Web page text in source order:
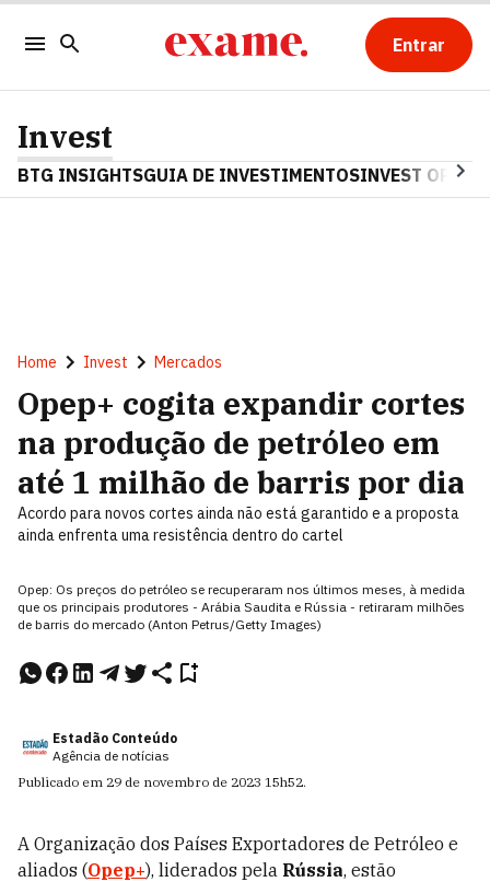
Entrar
Invest
BTG INSIGHTSGUIA DE INVESTIMENTOSINVEST OPINA
Home Invest Mercados
Opep+ cogita expandir cortes
na produção de petróleo em
até 1 milhão de barris por dia
Acordo para novos cortes ainda não está garantido e a proposta
ainda enfrenta uma resistência dentro do cartel
Opep: Os preços do petróleo se recuperaram nos últimos meses, à medida
que os principais produtores - Arábia Saudita e Rússia - retiraram milhões
de barris do mercado (Anton Petrus/Getty Images)
Estadão Conteúdo
Agência de notícias
Publicado em 29 de novembro de 2023 15h52.
A Organização dos Países Exportadores de Petróleo e
aliados (Opep+), liderados pela Rússia, estão